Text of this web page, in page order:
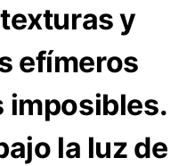
y
efímeros
imposibles.
la luz de